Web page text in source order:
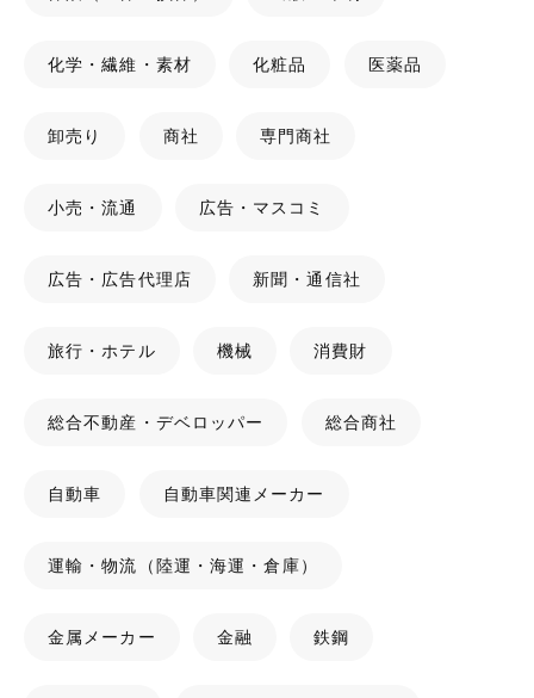
化学・繊維・素材 化粧品 医薬品
卸売り 商社 専門商社
小売・流通 広告・マスコミ
広告・広告代理店 新聞・通信社
旅行・ホテル 機械 消費財
総合不動産・デベロッパー 総合商社
自動車 自動車関連メーカー
運輸・物流（陸運・海運・倉庫）
金属メーカー 金融 鉄鋼